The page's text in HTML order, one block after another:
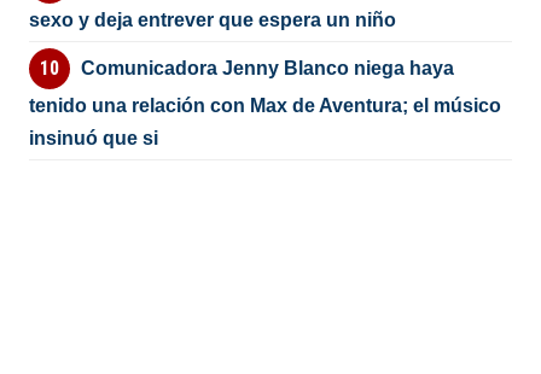
sexo y deja entrever que espera un niño
Comunicadora Jenny Blanco niega haya
tenido una relación con Max de Aventura; el músico
insinuó que si